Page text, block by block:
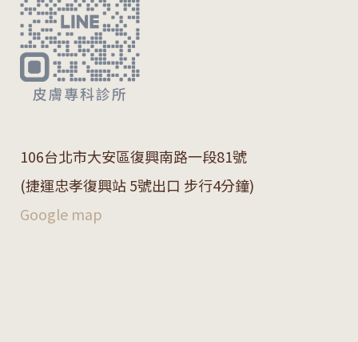
106台北市大安區復興南路一段81號
(捷運忠孝復興站 5號出口 步行4分鐘)
Google map